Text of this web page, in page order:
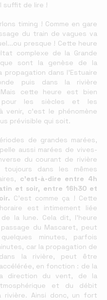
suffit de lire !
timing ! Comme en gare
du train de vagues va
presque ! Cette heure
complexe de la Grande
que sont la genèse de la
propagation dans l’Estuaire
puis dans la rivière
Mais cette heure est bien
pour les siècles et les
venir, c’est le phénomène
prévisible qui soit.
de grandes marées,
aussi marées de vives-
du courant de rivière
dans les mêmes
c’est-à-dire entre 4h
et soir, entre 16h30 et
C’est comme ça ! Cette
est intimement liée
la lune. Cela dit, l’heure
du Mascaret, peut
minutes, parfois
car la propagation de
la rivière, peut être
en fonction : de la
direction du vent, de la
et du débit
rivière. Ainsi donc, un fort